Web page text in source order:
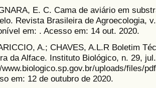
E. C. Cama de aviário em
Revista Brasileira de Agroecologia,
em: . Acesso em: 14 out. 2020.
A.; CHAVES, A.L.R Boletim
da Alface. Instituto Biológico, n. 29,
uploads/files/
em: 12 de outubro de 2020.